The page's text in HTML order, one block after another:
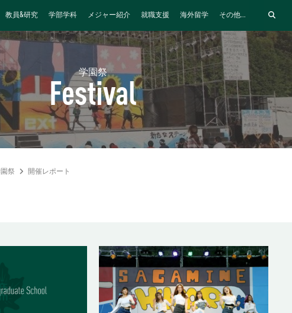
教員&研究 学部学科 メジャー紹介 就職支援 海外留学 その他...
学園祭
Festival
祭 開催レポート